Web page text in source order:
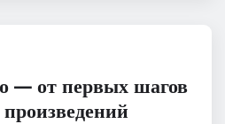
— от первых шагов